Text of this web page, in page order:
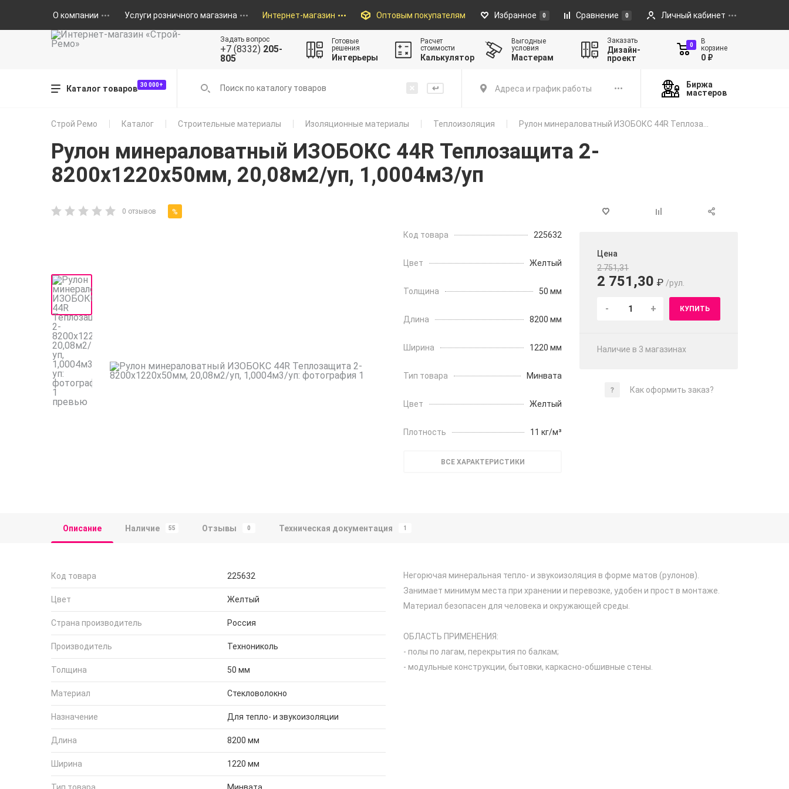
О компании Услуги розничного магазина Интернет-магазин Оптовым покупателям Избранное 0 Сравнение 0 Личный кабинет
Задать вопрос
+7 (8332) 205-
805
Готовые
решения
Интерьеры
Расчет
стоимости
Калькулятор
Выгодные
условия
Мастерам
Заказать
Дизайн-
проект
0
В
корзине
0 ₽
Каталог товаров 30 000+ Адреса и график работы
Биржа
мастеров
Строй Ремо Каталог Строительные материалы Изоляционные материалы Теплоизоляция Рулон минераловатный ИЗОБОКС 44R Теплоза...
Рулон минераловатный ИЗОБОКС 44R Теплозащита 2-
8200х1220х50мм, 20,08м2/уп, 1,0004м3/уп
0 отзывов %
Код товара 225632
Цвет Желтый
Толщина 50 мм
Длина 8200 мм
Ширина 1220 мм
Тип товара Минвата
Цвет Желтый
Плотность 11 кг/м³
ВСЕ ХАРАКТЕРИСТИКИ
Цена
2 751,31
2 751,30 ₽ /рул.
- + КУПИТЬ
Наличие в 3 магазинах
Как оформить заказ?
Описание Наличие 55 Отзывы 0 Техническая документация 1
Код товара 225632
Цвет Желтый
Страна производитель Россия
Производитель Технониколь
Толщина 50 мм
Материал Стекловолокно
Назначение Для тепло- и звукоизоляции
Длина 8200 мм
Ширина 1220 мм
Негорючая минеральная тепло- и звукоизоляция в форме матов (рулонов).
Занимает минимум места при хранении и перевозке, удобен и прост в монтаже.
Материал безопасен для человека и окружающей среды.
ОБЛАСТЬ ПРИМЕНЕНИЯ:
- полы по лагам, перекрытия по балкам;
- модульные конструкции, бытовки, каркасно-обшивные стены.